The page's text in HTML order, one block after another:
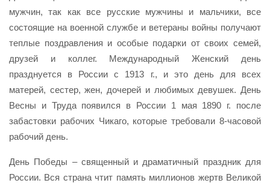
мужчин, так как все русские мужчины и мальчики, все
состоящие на военной службе и ветераны войны получают
теплые поздравления и особые подарки от своих семей,
друзей и коллег. Международный Женский день
празднуется в России с 1913 г., и это день для всех
матерей, сестер, жен, дочерей и любимых девушек. День
Весны и Труда появился в России 1 мая 1890 г. после
забастовки рабочих Чикаго, которые требовали 8-часовой
рабочий день.
День Победы – священный и драматичный праздник для
России. Вся страна чтит память миллионов жертв Великой